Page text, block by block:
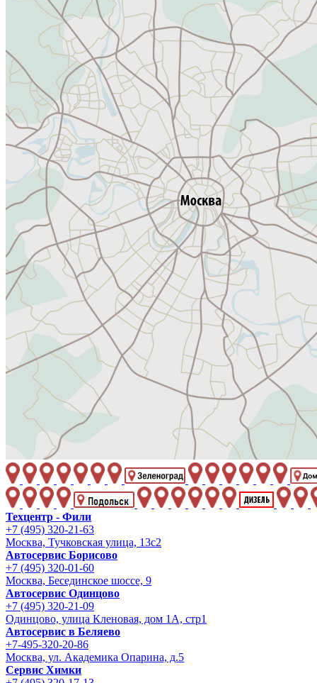
Техцентр - Фили
+7 (495) 320-21-63
Москва, Тучковская улица, 13с2
Автосервис Борисово
+7 (495) 320-01-60
Москва, Бесединское шоссе, 9
Автосервис Одинцово
+7 (495) 320-21-09
Одинцово, улица Кленовая, дом 1А, стр1
Автосервис в Беляево
+7-495-320-20-86
Москва, ул. Академика Опарина, д.5
Сервис Химки